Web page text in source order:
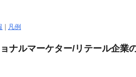
凡例
ナルマーケター/リテール企業